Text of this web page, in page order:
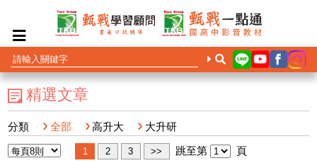
精選文章
分類 全部 高升大 大升研
跳至第 頁